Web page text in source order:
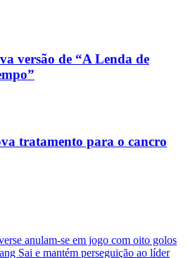
versão de “A Lenda de
tratamento para o cancro
anulam-se em jogo com oito golos
Sai e mantém perseguição ao líder